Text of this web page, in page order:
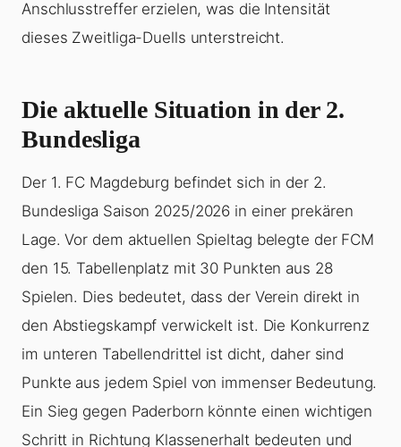
Anschlusstreffer erzielen, was die Intensität
dieses Zweitliga-Duells unterstreicht.
Die aktuelle Situation in der 2.
Bundesliga
Der 1. FC Magdeburg befindet sich in der 2.
Bundesliga Saison 2025/2026 in einer prekären
Lage. Vor dem aktuellen Spieltag belegte der FCM
den 15. Tabellenplatz mit 30 Punkten aus 28
Spielen. Dies bedeutet, dass der Verein direkt in
den Abstiegskampf verwickelt ist. Die Konkurrenz
im unteren Tabellendrittel ist dicht, daher sind
Punkte aus jedem Spiel von immenser Bedeutung.
Ein Sieg gegen Paderborn könnte einen wichtigen
Schritt in Richtung Klassenerhalt bedeuten und